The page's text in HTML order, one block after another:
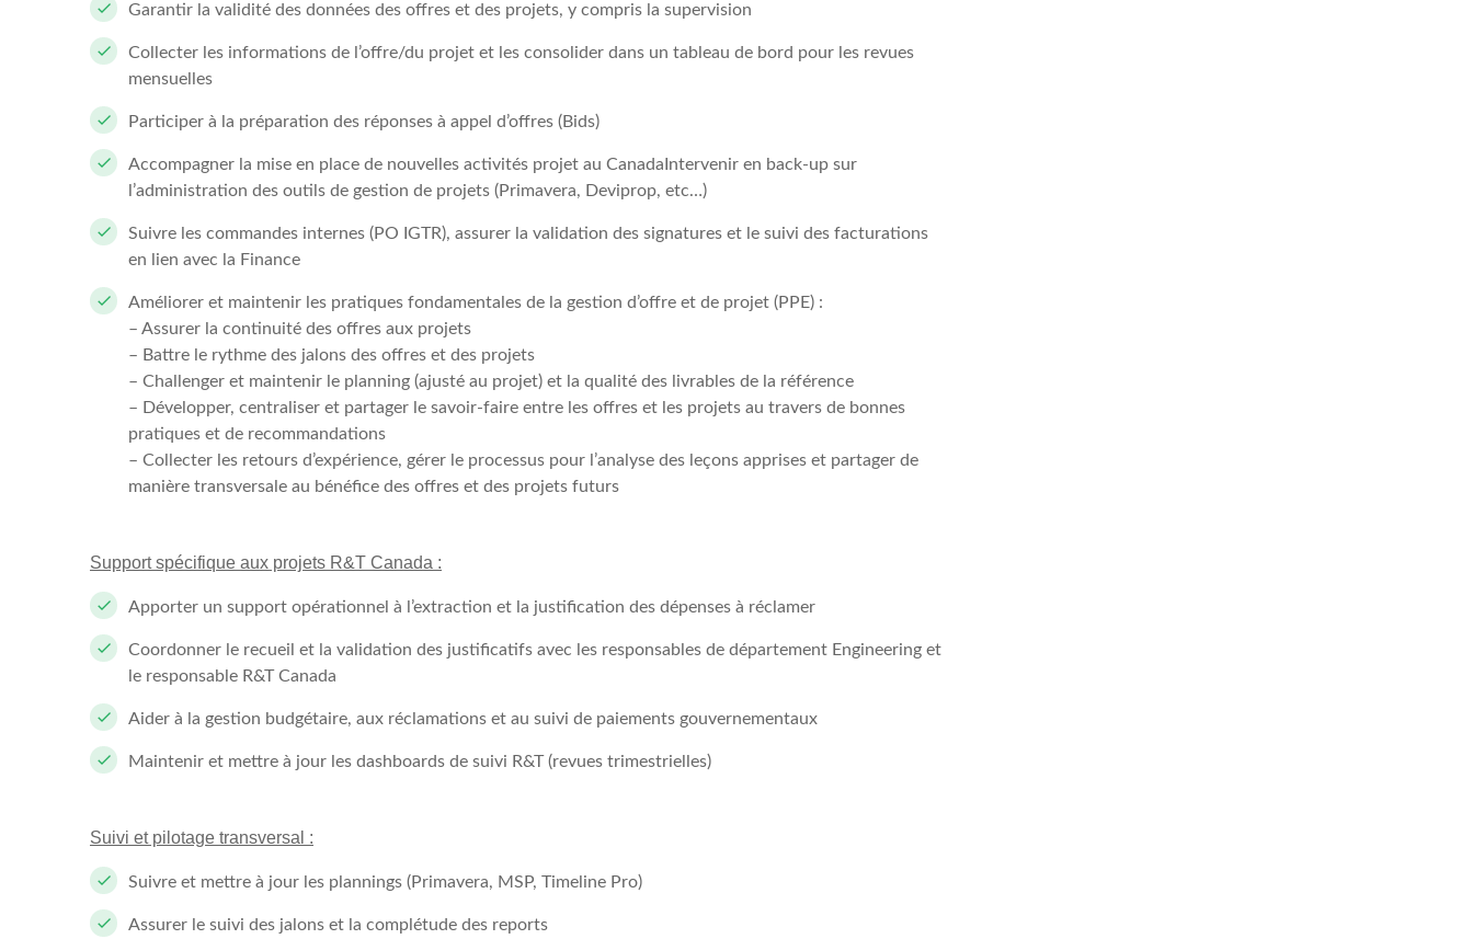
Garantir la validité des données des offres et des projets, y compris la supervision
Collecter les informations de l’offre/du projet et les consolider dans un tableau de bord pour les revues
mensuelles
Participer à la préparation des réponses à appel d’offres (Bids)
Accompagner la mise en place de nouvelles activités projet au CanadaIntervenir en back-up sur
l’administration des outils de gestion de projets (Primavera, Deviprop, etc…)
Suivre les commandes internes (PO IGTR), assurer la validation des signatures et le suivi des facturations
en lien avec la Finance
Améliorer et maintenir les pratiques fondamentales de la gestion d’offre et de projet (PPE) :
– Assurer la continuité des offres aux projets
– Battre le rythme des jalons des offres et des projets
– Challenger et maintenir le planning (ajusté au projet) et la qualité des livrables de la référence
– Développer, centraliser et partager le savoir-faire entre les offres et les projets au travers de bonnes
pratiques et de recommandations
– Collecter les retours d’expérience, gérer le processus pour l’analyse des leçons apprises et partager de
manière transversale au bénéfice des offres et des projets futurs
Support spécifique aux projets R&T Canada :
Apporter un support opérationnel à l’extraction et la justification des dépenses à réclamer
Coordonner le recueil et la validation des justificatifs avec les responsables de département Engineering et
le responsable R&T Canada
Aider à la gestion budgétaire, aux réclamations et au suivi de paiements gouvernementaux
Maintenir et mettre à jour les dashboards de suivi R&T (revues trimestrielles)
Suivi et pilotage transversal :
Suivre et mettre à jour les plannings (Primavera, MSP, Timeline Pro)
Assurer le suivi des jalons et la complétude des reports